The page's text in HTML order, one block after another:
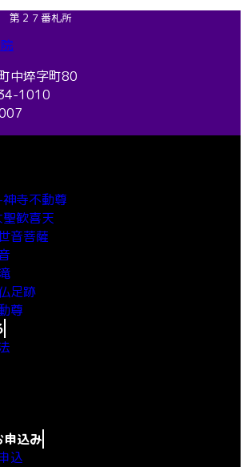
第２７番札所
中埣字町80
1010
寺不動尊
歓喜天
音菩薩
足跡
尊
申込み
込